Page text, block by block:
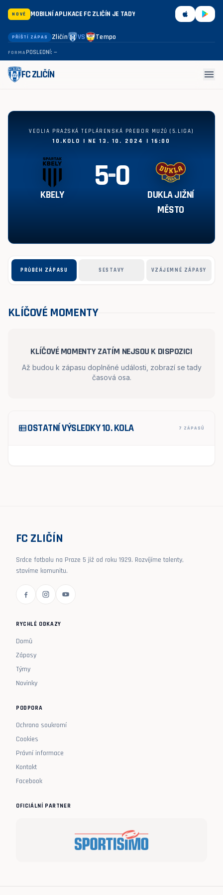
NOVÉ MOBILNÍ APLIKACE FC ZLIČÍN JE TADY
PŘÍŠTÍ ZÁPAS Zličín VS Tempo
FORMAPOSLEDNÍ: —
FC ZLIČÍN menu
Kbely - Dukla Jižní Město 5:0
VEOLIA PRAŽSKÁ TEPLÁRENSKÁ PŘEBOR MUŽŮ (5.LIGA)
10.KOLO | NE 13. 10. 2024 | 16:00
KBELY 5-0
DUKLA JIŽNÍ
MĚSTO
PRŮBĚH ZÁPASU SESTAVY VZÁJEMNÉ ZÁPASY
KLÍČOVÉ MOMENTY
KLÍČOVÉ MOMENTY ZATÍM NEJSOU K DISPOZICI
Až budou k zápasu doplněné události, zobrazí se tady
časová osa.
view_listOSTATNÍ VÝSLEDKY 10. KOLA 7 ZÁPASŮ
FC ZLIČÍN
Srdce fotbalu na Praze 5 již od roku 1929. Rozvíjíme talenty,
stavíme komunitu.
RYCHLÉ ODKAZY
Domů
Zápasy
Týmy
Novinky
PODPORA
Ochrana soukromí
Cookies
Právní informace
Kontakt
Facebook
OFICIÁLNÍ PARTNER